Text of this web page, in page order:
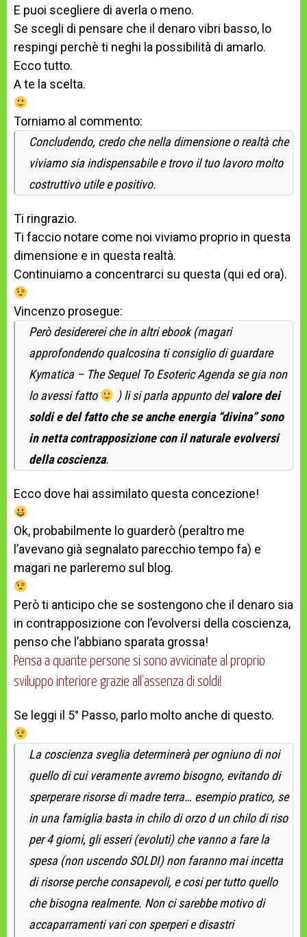
E puoi scegliere di averla o meno.
Se scegli di pensare che il denaro vibri basso, lo
respingi perchè ti neghi la possibilità di amarlo.
Ecco tutto.
A te la scelta.
Torniamo al commento:
Concludendo, credo che nella dimensione o realtà che
viviamo sia indispensabile e trovo il tuo lavoro molto
costruttivo utile e positivo.
Ti ringrazio.
Ti faccio notare come noi viviamo proprio in questa
dimensione e in questa realtà.
Continuiamo a concentrarci su questa (qui ed ora).
Vincenzo prosegue:
Però desidererei che in altri ebook (magari
approfondendo qualcosina ti consiglio di guardare
Kymatica – The Sequel To Esoteric Agenda se gia non
lo avessi fatto
) li si parla appunto delvalore dei
soldi e del fatto che se anche energia “divina” sono
in netta contrapposizione con il naturale evolversi
della coscienza.
Ecco dove hai assimilato questa concezione!
Ok, probabilmente lo guarderò (peraltro me
l’avevano già segnalato parecchio tempo fa) e
magari ne parleremo sul blog.
Però ti anticipo che se sostengono che il denaro sia
in contrapposizione con l’evolversi della coscienza,
penso che l’abbiano sparata grossa!
Pensa a quante persone si sono avvicinate al proprio
sviluppo interiore grazie all’assenza di soldi!
Se leggi il 5° Passo, parlo molto anche di questo.
La coscienza sveglia determinerà per ogniuno di noi
quello di cui veramente avremo bisogno, evitando di
sperperare risorse di madre terra… esempio pratico, se
in una famiglia basta in chilo di orzo d un chilo di riso
per 4 giorni, gli esseri (evoluti) che vanno a fare la
spesa (non uscendo SOLDI) non faranno mai incetta
di risorse perche consapevoli, e cosi per tutto quello
che bisogna realmente. Non ci sarebbe motivo di
accaparramenti vari con sperperi e disastri